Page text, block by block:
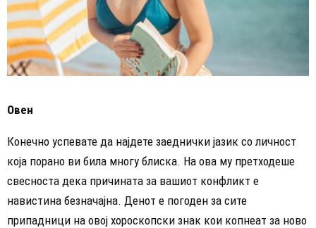
Овен
Конечно успевате да најдете заеднички јазик со личност
која порано ви била многу блиска. На ова му претходеше
свесноста дека причината за вашиот конфликт е
навистина безначајна. Денот е погоден за сите
припадници на овој хороскопски знак кои копнеат за ново